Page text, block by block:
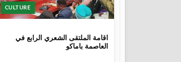
CULTURE
اقامة الملتقى الشعري الرابع في
العاصمة باماكو